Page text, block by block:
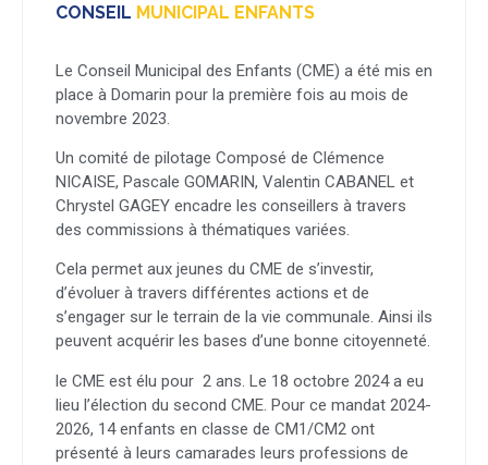
CONSEIL MUNICIPAL ENFANTS
Le Conseil Municipal des Enfants (CME) a été mis en
place à Domarin pour la première fois au mois de
novembre 2023.
Un comité de pilotage Composé de Clémence
NICAISE, Pascale GOMARIN, Valentin CABANEL et
Chrystel GAGEY encadre les conseillers à travers
des commissions à thématiques variées.
Cela permet aux jeunes du CME de s’investir,
d’évoluer à travers différentes actions et de
s’engager sur le terrain de la vie communale. Ainsi ils
peuvent acquérir les bases d’une bonne citoyenneté.
le CME est élu pour 2 ans. Le 18 octobre 2024 a eu
lieu l’élection du second CME. Pour ce mandat 2024-
2026, 14 enfants en classe de CM1/CM2 ont
présenté à leurs camarades leurs professions de